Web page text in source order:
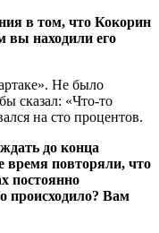
в том, что Кокорин
вы находили его
Не было
сказал: «Что-то
на сто процентов.
до конца
время повторяли, что
постоянно
происходило? Вам